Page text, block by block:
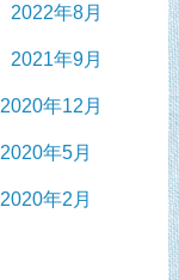
2022年8月
2021年9月
2020年12月
2020年5月
2020年2月